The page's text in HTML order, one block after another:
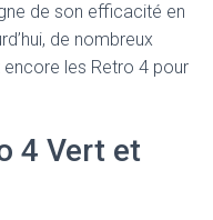
de son efficacité en
de nombreux
les Retro 4 pour
4 Vert et